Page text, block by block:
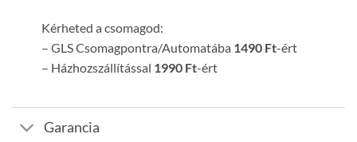
Kérheted a csomagod:
– GLS Csomagpontra/Automatába 1490 Ft-ért
– Házhozszállítással 1990 Ft-ért
Garancia